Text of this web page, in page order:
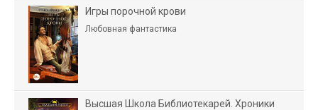
Игры порочной крови
Любовная фантастика
Высшая Школа Библиотекарей. Хроники